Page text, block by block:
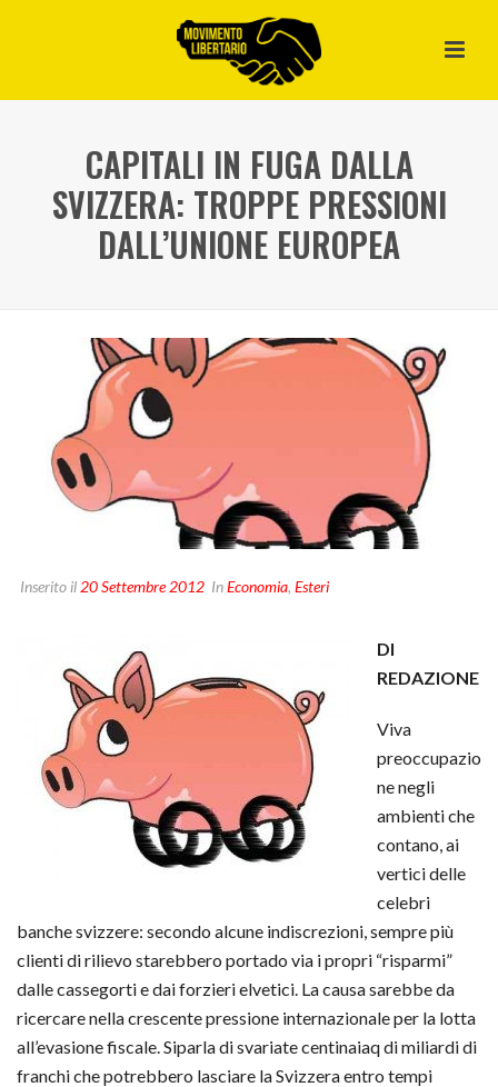
CAPITALI IN FUGA DALLA
SVIZZERA: TROPPE PRESSIONI
DALL’UNIONE EUROPEA
Inserito il 20 Settembre 2012 InEconomia, Esteri
DI
REDAZIONE
Viva
preoccupazio
ne negli
ambienti che
contano, ai
vertici delle
celebri
banche svizzere: secondo alcune indiscrezioni, sempre più
clienti di rilievo starebbero portado via i propri “risparmi”
dalle cassegorti e dai forzieri elvetici. La causa sarebbe da
ricercare nella crescente pressione internazionale per la lotta
all’evasione fiscale. Siparla di svariate centinaiaq di miliardi di
franchi che potrebbero lasciare la Svizzera entro tempi